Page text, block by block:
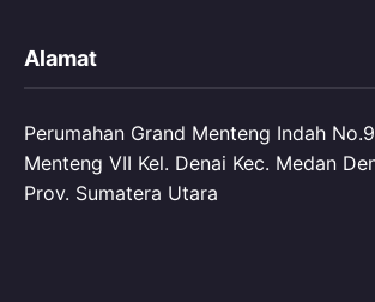
Alamat
Perumahan Grand Menteng Indah
Menteng VII Kel. Denai Kec. Medan
Prov. Sumatera Utara